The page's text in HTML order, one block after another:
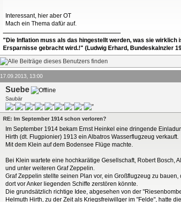
Interessant, hier aber OT
Mach ein Thema dafür auf.
"Die Inflation muss als das hingestellt werden, was sie wirklich
Ersparnisse gebracht wird.!" (Ludwig Erhard, Bundeskalnzler
17.09.2013, 13:00
Suebe
Saubär
RE: Im September 1914 schon verloren?
Im September 1914 bekam Ernst Heinkel eine dringende
Hirth (dt. Flugpionier) 1913 ein Albatros Wasserflugzeug verkauft.
Mit dem Klein auf dem Bodensee Flüge machte.
Bei Klein wartete eine hochkarätige Gesellschaft, Robert Bosch,
und unter weiteren Graf Zeppelin.
Graf Zeppelin stellte seinen Plan vor, ein Großflugzeug zu
dort vor Anker liegenden Schiffe zerstören könnte.
Die grundsätzlich richtige Idee, abgesehen von der
Helmuth Hirth, zu der Zeit als Kriegsfreiwillger im "Felde", hatte